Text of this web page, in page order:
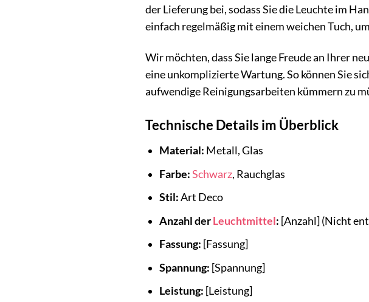
der Lieferung bei, sodass Sie die Leuchte im
einfach regelmäßig mit einem weichen Tuch,
Wir möchten, dass Sie lange Freude an Ihrer
eine unkomplizierte Wartung. So können Sie
aufwendige Reinigungsarbeiten kümmern zu
Technische Details im Überblick
Material: Metall, Glas
Farbe:Schwarz, Rauchglas
Stil:Art Deco
Anzahl derLeuchtmittel: [Anzahl] (Nicht
Fassung: [Fassung]
Spannung: [Spannung]
Leistung: [Leistung]